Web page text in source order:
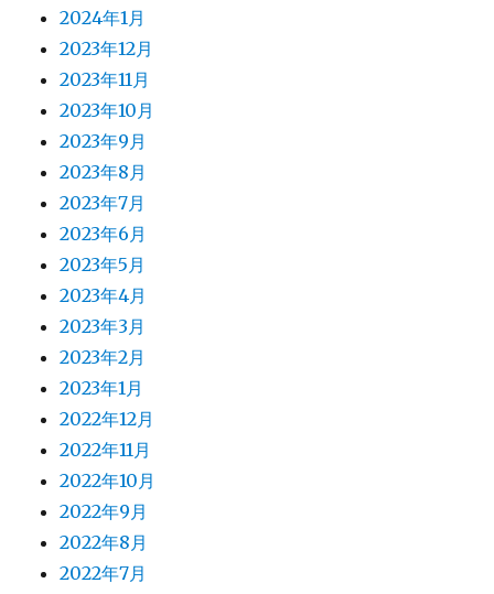
2024年1月
2023年12月
2023年11月
2023年10月
2023年9月
2023年8月
2023年7月
2023年6月
2023年5月
2023年4月
2023年3月
2023年2月
2023年1月
2022年12月
2022年11月
2022年10月
2022年9月
2022年8月
2022年7月